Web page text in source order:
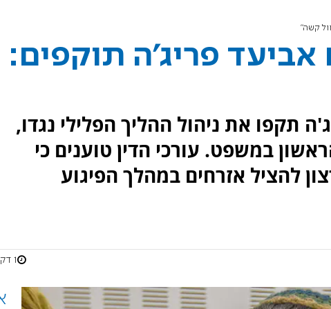
קשה"
אביעד פריג'ה תוקפים:
תקפו את ניהול ההליך הפלילי נגדו,
במשפט. עורכי הדין טוענים כי
להציל אזרחים במהלך הפיגוע
1 דקות